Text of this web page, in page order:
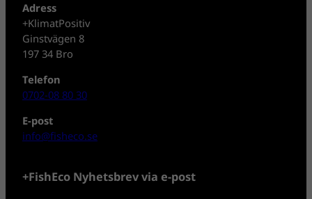
Adress
+KlimatPositiv
Ginstvägen 8
197 34 Bro
Telefon
0702-08 80 30
E-post
info@fisheco.se
+FishEco Nyhetsbrev via e-post